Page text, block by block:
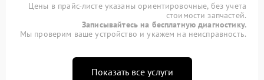
Цены в прайс-листе указаны ориентировочные, без учета
стоимости запчастей.
Записывайтесь на бесплатную диагностику.
Мы проверим ваше устройство и укажем на неисправность.
Показать все услуги